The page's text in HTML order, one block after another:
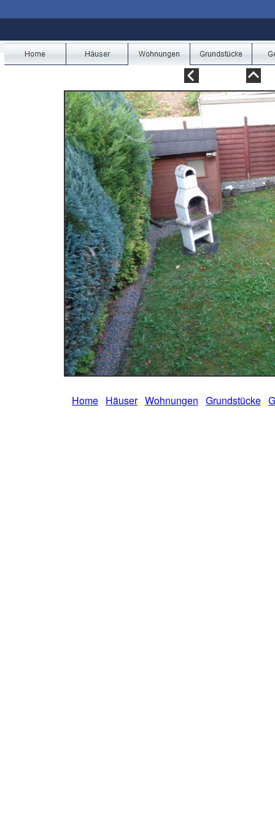
Home Häuser Wohnungen Grundstücke